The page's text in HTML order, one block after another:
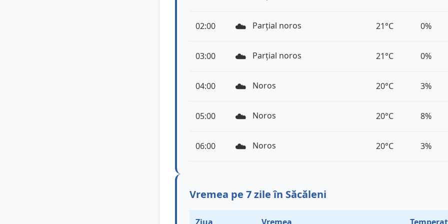
02:00 ☁️ Parțial noros 21°C 0%
03:00 ☁️ Parțial noros 21°C 0%
04:00 ☁️ Noros 20°C 3%
05:00 ☁️ Noros 20°C 8%
06:00 ☁️ Noros 20°C 3%
Vremea pe 7 zile în Săcăleni